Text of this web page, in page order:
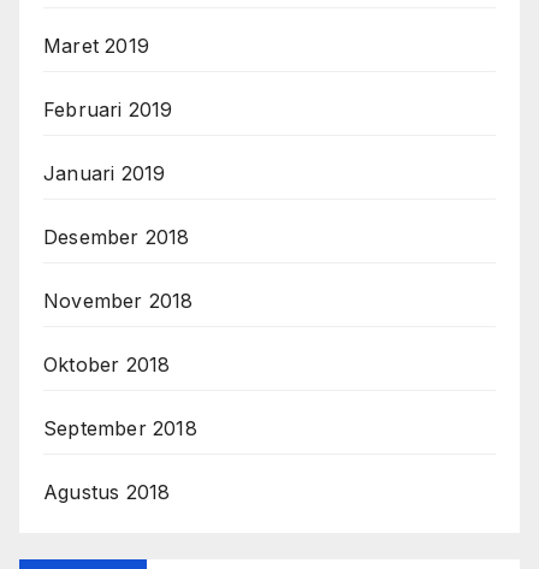
Maret 2019
Februari 2019
Januari 2019
Desember 2018
November 2018
Oktober 2018
September 2018
Agustus 2018